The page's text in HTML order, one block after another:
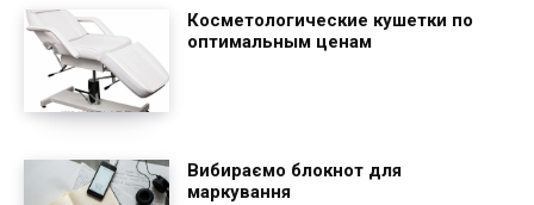
Косметологические кушетки по
оптимальным ценам
Вибираємо блокнот для
маркування